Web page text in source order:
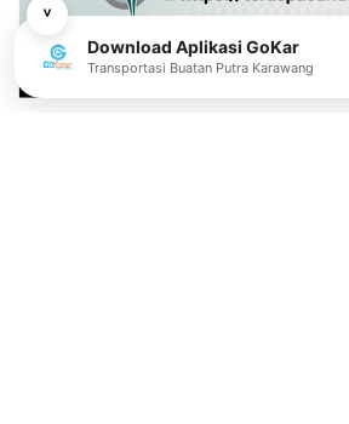
˅
Download Aplikasi GoKar
Transportasi Buatan Putra Karawang